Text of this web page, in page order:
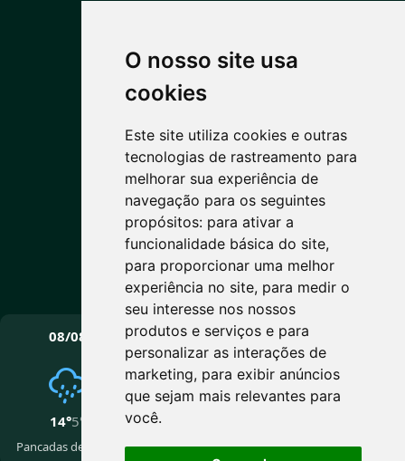
O nosso site usa
cookies
Este site utiliza cookies e outras
tecnologias de rastreamento para
melhorar sua experiência de
navegação para os seguintes
propósitos: para ativar a
funcionalidade básica do site,
para proporcionar uma melhor
experiência no site, para medir o
seu interesse nos nossos
produtos e serviços e para
personalizar as interações de
marketing, para exibir anúncios
que sejam mais relevantes para
você.
PREVISÃO DO TEMPO
9°C
Parcialmente nublado
Máx: 14° • Mín: 5°
Vento: 9.2 km/h
08/08
14°5°
Pancadas de chuva
09/08
Nublado Nublado